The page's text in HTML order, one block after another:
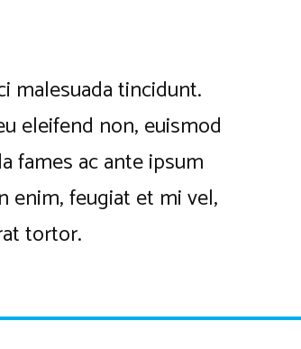
malesuada tincidunt.
eleifend non, euismod
fames ac ante ipsum
enim, feugiat et mi vel,
tortor.